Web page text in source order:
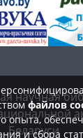
научная
Беларуси
файлов
опыта,
и сбора